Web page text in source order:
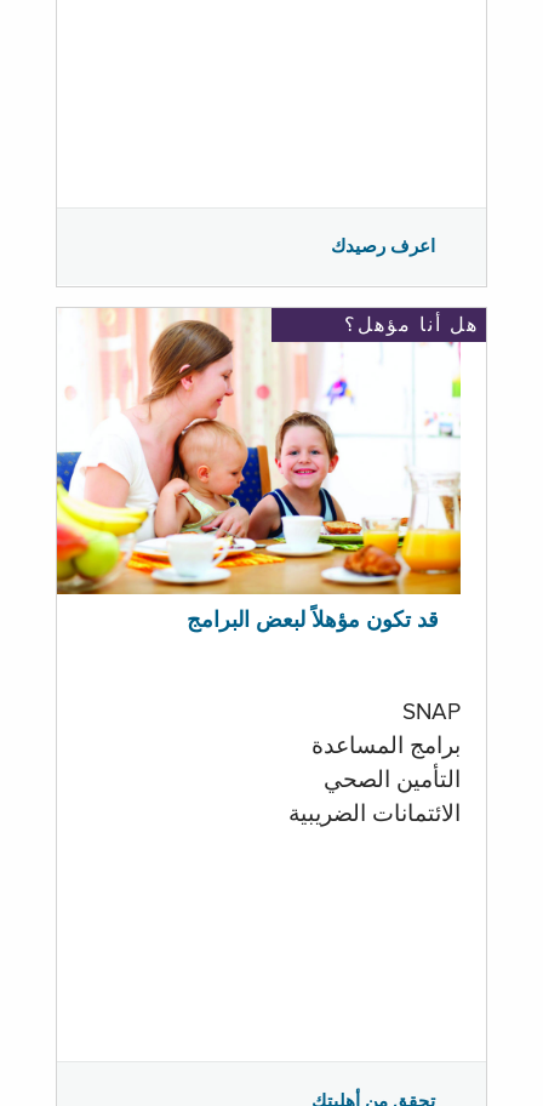
اعرف رصيدك
هل أنا مؤهل؟
قد تكون مؤهلاً لبعض البرامج
SNAP
برامج المساعدة
التأمين الصحي
الائتمانات الضريبية
تحقق من أهليتك